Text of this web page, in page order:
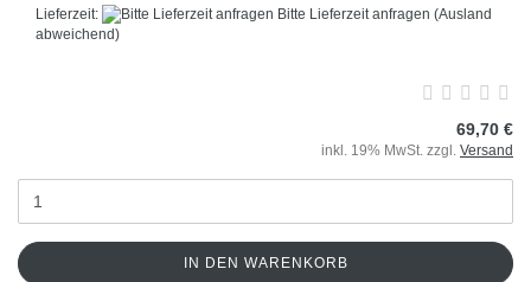
Lieferzeit:
Bitte Lieferzeit anfragen (Ausland
abweichend)
69,70 €
inkl. 19% MwSt. zzgl. Versand
IN DEN WARENKORB